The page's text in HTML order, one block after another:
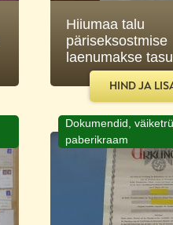
Hiiumaa talu
päriseksostmise
laenumakse
HIND JA
Dokumendid,
paberikraam